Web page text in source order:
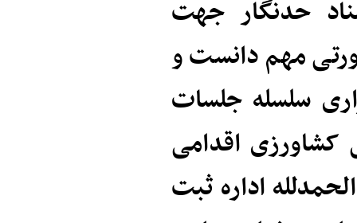
حدنگار جهت
مهم دانست و
سلسله جلسات
کشاورزی اقدامی
اداره ثبت